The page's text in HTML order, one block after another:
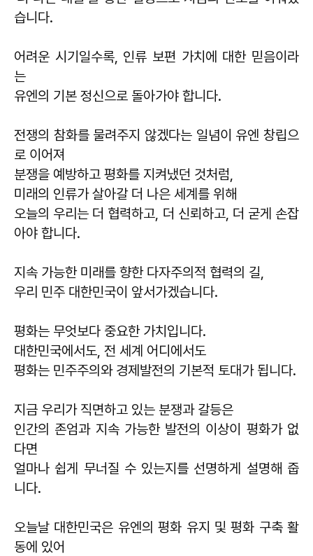
습니다.
어려운 시기일수록, 인류 보편 가치에 대한 믿음이라
는
유엔의 기본 정신으로 돌아가야 합니다.
전쟁의 참화를 물려주지 않겠다는 일념이 유엔 창립으
로 이어져
분쟁을 예방하고 평화를 지켜냈던 것처럼,
미래의 인류가 살아갈 더 나은 세계를 위해
오늘의 우리는 더 협력하고, 더 신뢰하고, 더 굳게 손잡
아야 합니다.
지속 가능한 미래를 향한 다자주의적 협력의 길,
우리 민주 대한민국이 앞서가겠습니다.
평화는 무엇보다 중요한 가치입니다.
대한민국에서도, 전 세계 어디에서도
평화는 민주주의와 경제발전의 기본적 토대가 됩니다.
지금 우리가 직면하고 있는 분쟁과 갈등은
인간의 존엄과 지속 가능한 발전의 이상이 평화가 없
다면
얼마나 쉽게 무너질 수 있는지를 선명하게 설명해 줍
니다.
오늘날 대한민국은 유엔의 평화 유지 및 평화 구축 활
동에 있어